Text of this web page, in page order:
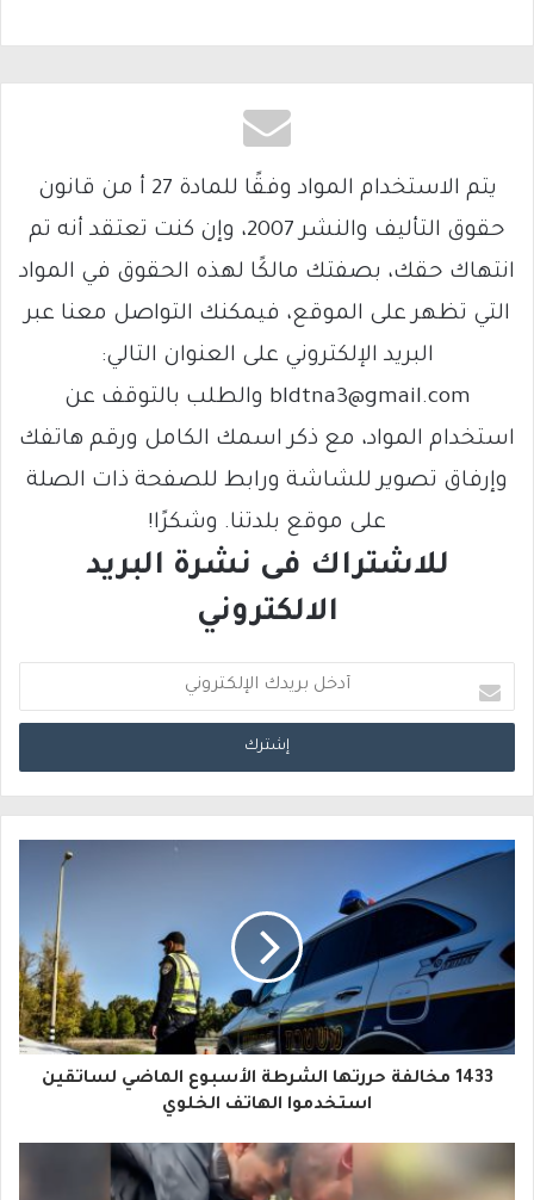
يتم الاستخدام المواد وفقًا للمادة 27 أ من قانون
حقوق التأليف والنشر 2007، وإن كنت تعتقد أنه تم
انتهاك حقك، بصفتك مالكًا لهذه الحقوق في المواد
التي تظهر على الموقع، فيمكنك التواصل معنا عبر
البريد الإلكتروني على العنوان التالي:
bldtna3@gmail.com والطلب بالتوقف عن
استخدام المواد، مع ذكر اسمك الكامل ورقم هاتفك
وإرفاق تصوير للشاشة ورابط للصفحة ذات الصلة
على موقع بلدتنا. وشكرًا!
للاشتراك فى نشرة البريد
الالكتروني
د
خ
ب
د
ا
إ
ل
1433 مخالفة حررتها الشرطة الأسبوع الماضي لساتقين
استخدموا الهاتف الخلوي